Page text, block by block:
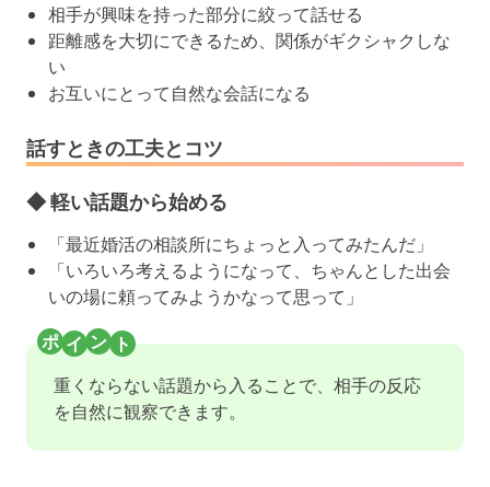
相手が興味を持った部分に絞って話せる
距離感を大切にできるため、関係がギクシャクしな
い
お互いにとって自然な会話になる
話すときの工夫とコツ
◆ 軽い話題から始める
「最近婚活の相談所にちょっと入ってみたんだ」
「いろいろ考えるようになって、ちゃんとした出会
いの場に頼ってみようかなって思って」
重くならない話題から入ることで、相手の反応
を自然に観察できます。